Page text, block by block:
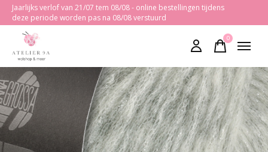
Jaarlijks verlof van 21/07 tem 08/08 - online bestellingen tijdens
deze periode worden pas na 08/08 verstuurd
0items